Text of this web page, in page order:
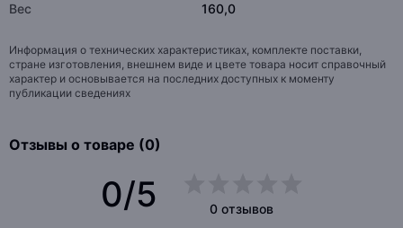
Вес 160,0
Информация о технических характеристиках, комплекте поставки,
стране изготовления, внешнем виде и цвете товара носит справочный
характер и основывается на последних доступных к моменту
публикации сведениях
Отзывы о товаре (0)
0/5
0 отзывов